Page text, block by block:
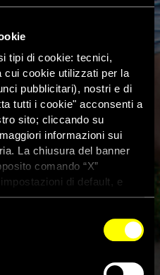
tipi di cookie: tecnici,
cui cookie utilizzati per la
pubblicitari), nostri e di
tutti i cookie" acconsenti a
sito; cliccando su
informazioni sui
La chiusura del banner
comando “X”
di default, e
navigazione con i cookie
uccidono